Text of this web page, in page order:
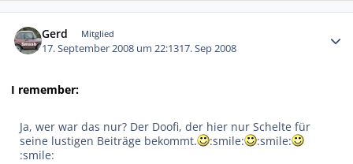
Gerd Mitglied
17. September 2008 um 22:1317. Sep 2008
I remember:
Ja, wer war das nur? Der Doofi, der hier nur Schelte für
seine lustigen Beiträge bekommt.
:smile:
:smile:
:smile: